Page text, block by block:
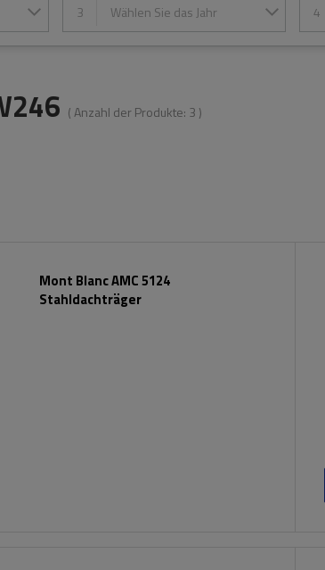
3 Wählen Sie das Jahr 4
( Anzahl der Produkte: 3 )
Mont Blanc AMC 5124
Stahldachträger